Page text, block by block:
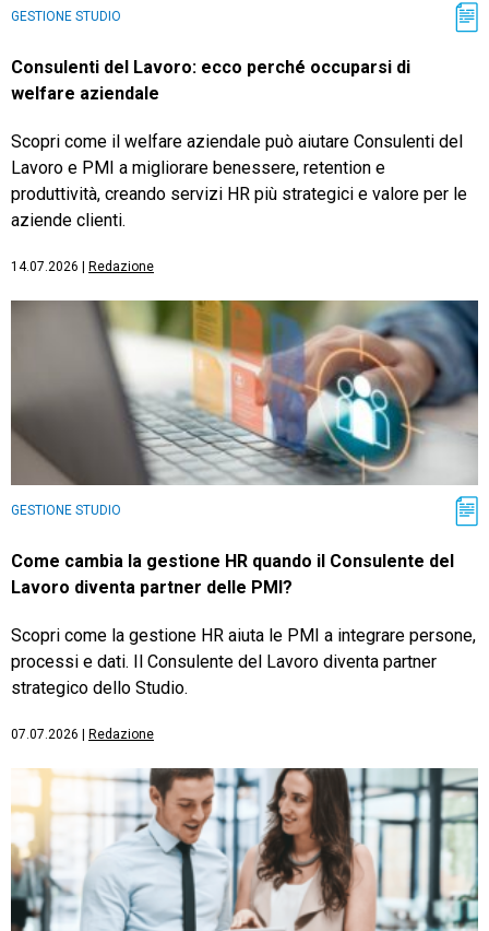
GESTIONE STUDIO
Consulenti del Lavoro: ecco perché occuparsi di
welfare aziendale
Scopri come il welfare aziendale può aiutare Consulenti del
Lavoro e PMI a migliorare benessere, retention e
produttività, creando servizi HR più strategici e valore per le
aziende clienti.
14.07.2026 | Redazione
GESTIONE STUDIO
Come cambia la gestione HR quando il Consulente del
Lavoro diventa partner delle PMI?
Scopri come la gestione HR aiuta le PMI a integrare persone,
processi e dati. Il Consulente del Lavoro diventa partner
strategico dello Studio.
07.07.2026 | Redazione